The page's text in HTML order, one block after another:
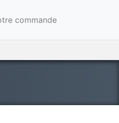
commande